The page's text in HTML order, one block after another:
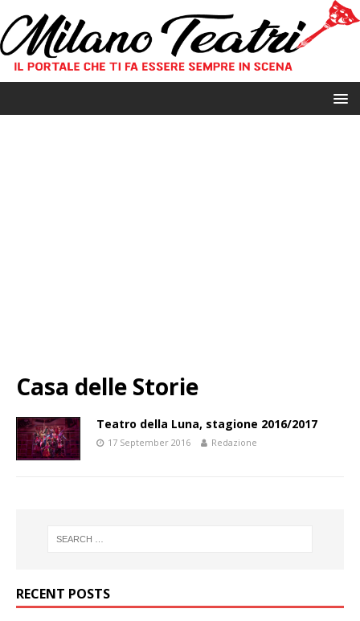
Casa delle Storie
Teatro della Luna, stagione 2016/2017
17 September 2016 Redazione
RECENT POSTS